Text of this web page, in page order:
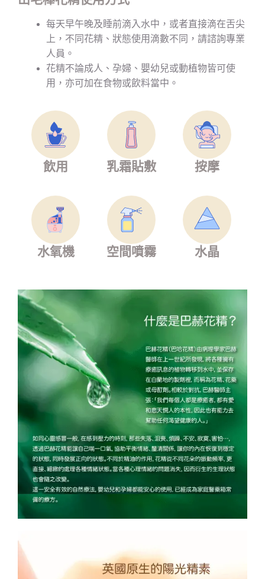
每天早午晚及睡前滴入水中，或者直接滴在舌尖
上，不同花精、狀態使用滴數不同，請諮詢專業
人員。
花精不論成人、孕婦、嬰幼兒或動植物皆可使
用，亦可加在食物或飲料當中。
飲用 乳霜貼敷 按摩
水氧機 空間噴霧 水晶